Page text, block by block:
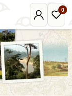
Mijn
Djoser
0